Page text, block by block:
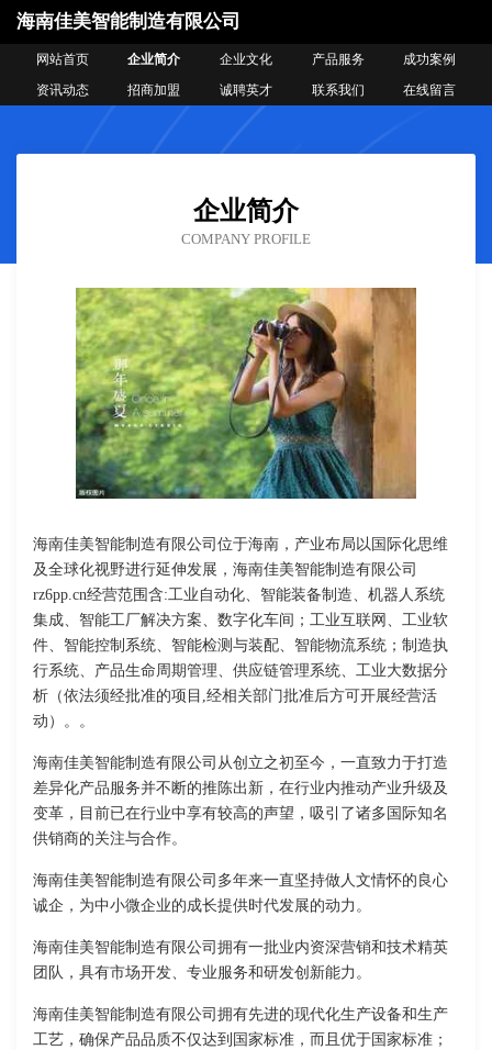
海南佳美智能制造有限公司
网站首页 企业简介 企业文化 产品服务
成功案例
资讯动态
招商加盟 诚聘英才 联系我们 在线留言
企业简介
COMPANY PROFILE
海南佳美智能制造有限公司位于海南，产业布局以国际化思维
及全球化视野进行延伸发展，海南佳美智能制造有限公司
rz6pp.cn经营范围含:工业自动化、智能装备制造、机器人系统
集成、智能工厂解决方案、数字化车间；工业互联网、工业软
件、智能控制系统、智能检测与装配、智能物流系统；制造执
行系统、产品生命周期管理、供应链管理系统、工业大数据分
析（依法须经批准的项目,经相关部门批准后方可开展经营活
动）。。
海南佳美智能制造有限公司从创立之初至今，一直致力于打造
差异化产品服务并不断的推陈出新，在行业内推动产业升级及
变革，目前已在行业中享有较高的声望，吸引了诸多国际知名
供销商的关注与合作。
海南佳美智能制造有限公司多年来一直坚持做人文情怀的良心
诚企，为中小微企业的成长提供时代发展的动力。
海南佳美智能制造有限公司拥有一批业内资深营销和技术精英
团队，具有市场开发、专业服务和研发创新能力。
海南佳美智能制造有限公司拥有先进的现代化生产设备和生产
工艺，确保产品品质不仅达到国家标准，而且优于国家标准；